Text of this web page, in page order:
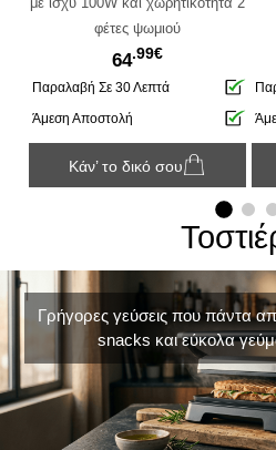
φέτες ψωμιού
64.99€
Παραλαβή Σε 30 Λεπτά
Άμεση Αποστολή
Κάν’ το δικό σου
Γρήγορες γεύσεις που πάντα
snacks και εύκολα